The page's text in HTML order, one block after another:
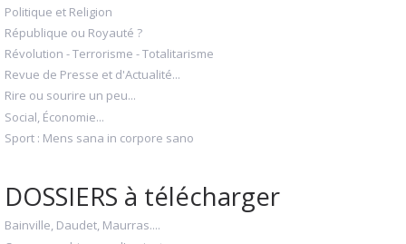
Politique et Religion
République ou Royauté ?
Révolution - Terrorisme - Totalitarisme
Revue de Presse et d'Actualité...
Rire ou sourire un peu...
Social, Économie...
Sport : Mens sana in corpore sano
DOSSIERS à télécharger
Bainville, Daudet, Maurras....